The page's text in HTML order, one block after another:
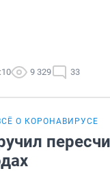
9 329 33
О КОРОНАВИРУСЕ